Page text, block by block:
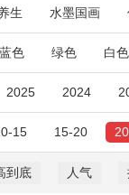
生 水墨国画
蓝色 绿色 白色
2025 2024
15 15-20
到底 人气